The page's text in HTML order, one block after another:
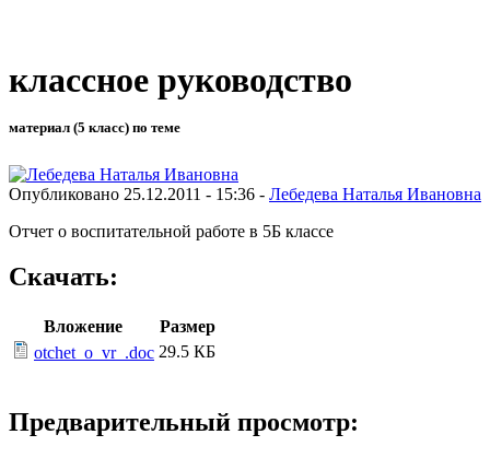
классное руководство
материал (5 класс) по теме
Опубликовано 25.12.2011 - 15:36 - Лебедева Hаталья Ивановна
Отчет о воспитательной работе в 5Б классе
Скачать:
Вложение
Размер
otchet_o_vr_.doc 29.5 КБ
Предварительный просмотр: